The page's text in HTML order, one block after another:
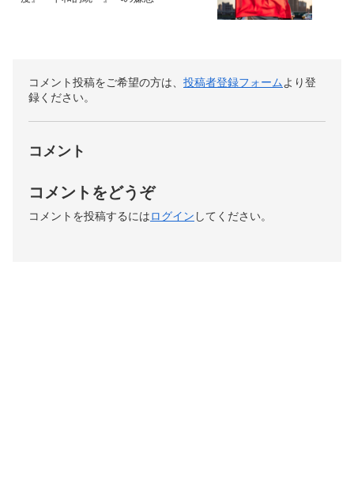
コメント投稿をご希望の方は、 投稿者登録フォーム より登
録ください。
コメント
コメントをどうぞ
コメントを投稿するにはログイン してください。